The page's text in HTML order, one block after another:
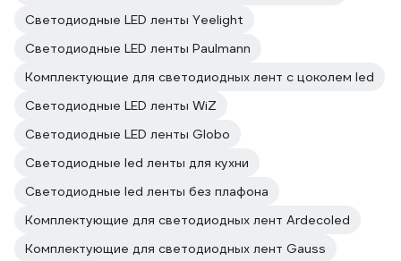
Светодиодные LED ленты Yeelight
Светодиодные LED ленты Paulmann
Комплектующие для светодиодных лент с цоколем led
Светодиодные LED ленты WiZ
Светодиодные LED ленты Globo
Светодиодные led ленты для кухни
Светодиодные led ленты без плафона
Комплектующие для светодиодных лент Ardecoled
Комплектующие для светодиодных лент Gauss